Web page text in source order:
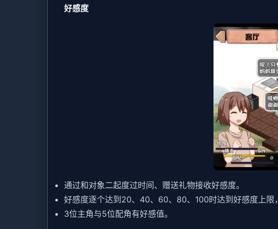
好感度
通过和对象二起度过时间、赠送礼物接收好感度。
好感度逐个达到20、40、60、80、100时达到好感度上限，
3位主角与5位配角有好感值。